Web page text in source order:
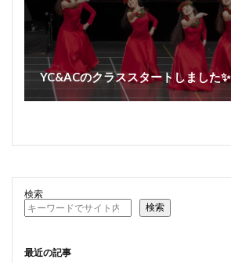
YC&ACのクラススタートしました✨
検索
検索
最近の記事